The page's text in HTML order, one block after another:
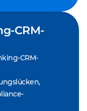
CRM-
CRM-